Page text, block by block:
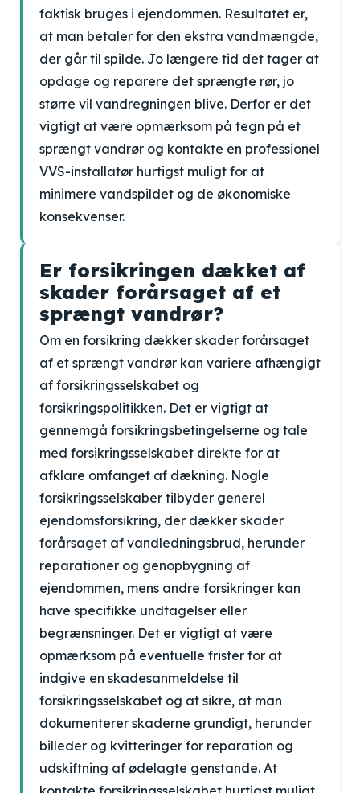
faktisk bruges i ejendommen. Resultatet er,
at man betaler for den ekstra vandmængde,
der går til spilde. Jo længere tid det tager at
opdage og reparere det sprængte rør, jo
større vil vandregningen blive. Derfor er det
vigtigt at være opmærksom på tegn på et
sprængt vandrør og kontakte en professionel
VVS-installatør hurtigst muligt for at
minimere vandspildet og de økonomiske
konsekvenser.
Er forsikringen dækket af
skader forårsaget af et
sprængt vandrør?
Om en forsikring dækker skader forårsaget
af et sprængt vandrør kan variere afhængigt
af forsikringsselskabet og
forsikringspolitikken. Det er vigtigt at
gennemgå forsikringsbetingelserne og tale
med forsikringsselskabet direkte for at
afklare omfanget af dækning. Nogle
forsikringsselskaber tilbyder generel
ejendomsforsikring, der dækker skader
forårsaget af vandledningsbrud, herunder
reparationer og genopbygning af
ejendommen, mens andre forsikringer kan
have specifikke undtagelser eller
begrænsninger. Det er vigtigt at være
opmærksom på eventuelle frister for at
indgive en skadesanmeldelse til
forsikringsselskabet og at sikre, at man
dokumenterer skaderne grundigt, herunder
billeder og kvitteringer for reparation og
udskiftning af ødelagte genstande. At